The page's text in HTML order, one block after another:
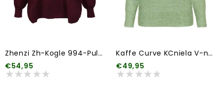
Zhenzi Zh-Kogle 994-Pullover L/S
€54,95
Kaffe Curve KCniela V-neck Pullover
€49,95